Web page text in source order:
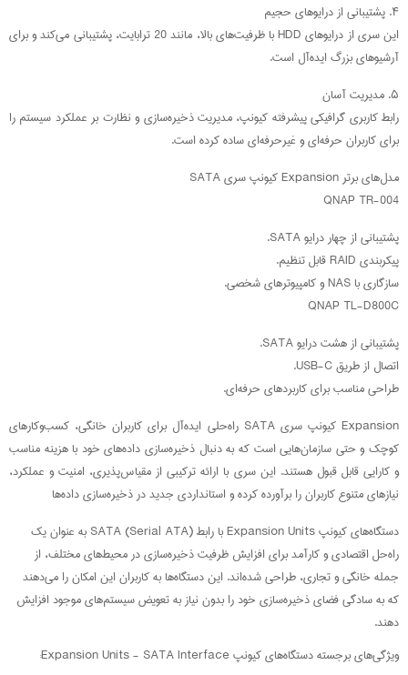
۴. پشتیبانی از درایوهای حجیم
این سری از درایوهای HDD با ظرفیت‌های بالا، مانند 20 ترابایت، پشتیبانی می‌کند و برای
آرشیوهای بزرگ ایده‌آل است.
۵. مدیریت آسان
رابط کاربری گرافیکی پیشرفته کیونپ، مدیریت ذخیره‌سازی و نظارت بر عملکرد سیستم را
برای کاربران حرفه‌ای و غیرحرفه‌ای ساده کرده است.
مدل‌های برتر Expansion کیونپ سری SATA
QNAP TR-004
پشتیبانی از چهار درایو SATA.
پیکربندی RAID قابل تنظیم.
سازگاری با NAS و کامپیوترهای شخصی.
QNAP TL-D800C
پشتیبانی از هشت درایو SATA.
اتصال از طریق USB-C.
طراحی مناسب برای کاربردهای حرفه‌ای.
Expansion کیونپ سری SATA راه‌حلی ایده‌آل برای کاربران خانگی، کسب‌وکارهای
کوچک و حتی سازمان‌هایی است که به دنبال ذخیره‌سازی داده‌های خود با هزینه مناسب
و کارایی قابل قبول هستند. این سری با ارائه ترکیبی از مقیاس‌پذیری، امنیت و عملکرد،
نیازهای متنوع کاربران را برآورده کرده و استانداردی جدید در ذخیره‌سازی داده‌ها
دستگاه‌های کیونپ Expansion Units با رابط SATA (Serial ATA) به عنوان یک
راه‌حل اقتصادی و کارآمد برای افزایش ظرفیت ذخیره‌سازی در محیط‌های مختلف، از
جمله خانگی و تجاری، طراحی شده‌اند. این دستگاه‌ها به کاربران این امکان را می‌دهند
که به سادگی فضای ذخیره‌سازی خود را بدون نیاز به تعویض سیستم‌های موجود افزایش
دهند.
ویژگی‌های برجسته دستگاه‌های کیونپ Expansion Units - SATA Interface: